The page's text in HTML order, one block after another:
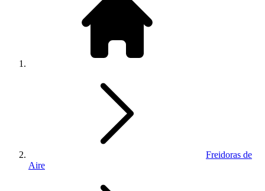
Freidoras de
Aire